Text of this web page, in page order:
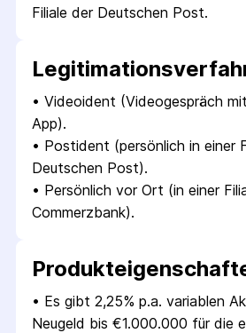
Filiale der Deutschen Post.
• Videoident (Videogespräch
App).
• Postident (persönlich in einer
Deutschen Post).
• Persönlich vor Ort (in einer
Commerzbank).
• Es gibt 2,25% p.a. variablen
Neugeld bis €1.000.000 für die